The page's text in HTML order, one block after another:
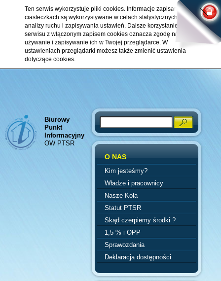
Ten serwis wykorzystuje pliki cookies. Informacje zapisane w
ciasteczkach są wykorzystywane w celach statystycznych,
analizy ruchu i zapisywania ustawień. Dalsze korzystanie z
serwisu z włączonym zapisem cookies oznacza zgodę na ich
używanie i zapisywanie ich w Twojej przeglądarce. W
ustawieniach przeglądarki możesz także zmienić ustawienia
dotyczące cookies.
Biurowy
Punkt
Informacyjny
OW PTSR
Search
O NAS
Kim jesteśmy?
Władze i pracownicy
Nasze Koła
Statut PTSR
Skąd czerpiemy środki ?
1,5 % i OPP
Sprawozdania
Deklaracja dostępności